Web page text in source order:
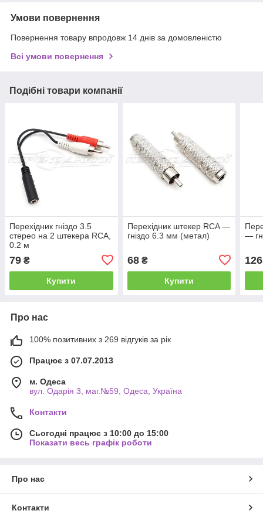
Умови повернення
Повернення товару впродовж 14 днів за домовленістю
Всі умови повернення
Подібні товари компанії
Перехідник гніздо 3.5
стерео на 2 штекера RCA,
0.2 м
79 ₴
Купити
Перехідник штекер RCA —
гніздо 6.3 мм (метал)
68₴
Купити
—
126
Про нас
100% позитивних з 269 відгуків за рік
Працює з 07.07.2013
м. Одеса
вул. Одарiя 3, маг.№59, Одеса, Україна
Контакти
Сьогодні працює з 10:00 до 15:00
Показати весь графік роботи
Про нас
Контакти